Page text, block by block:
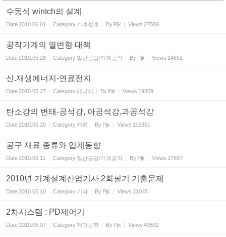
수동식 wintch의 설계
Date2010.06.01 Category 기계설계 By Pjk Views 27589
공작기계의 열변형 대책
Date2010.05.28 Category 일반공업/기계공작 By Pjk Views 24651
신.재생에너지-연료전지
Date2010.05.27 Category에너지 By Pjk Views 19859
탄소강의 변태-공석강, 아공석강,과공석강
Date2010.05.20 Category재료 By Pjk Views 116301
공구 재료 종류와 업계동향
Date2010.05.12 Category 일반공업/기계공작 By Pjk Views 27697
2010년 기계설계산업기사 2회필기 기출문제
Date2010.05.10 Category 기타 By Pjk Views 31045
2차시스템 : PD제어기
Date2010.05.07 Category제어공학 By Pjk Views 40592